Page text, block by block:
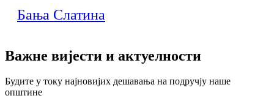
Бања Слатина
Важне вијести и актуелности
Будите у току најновијих дешавања на подручју наше
општине